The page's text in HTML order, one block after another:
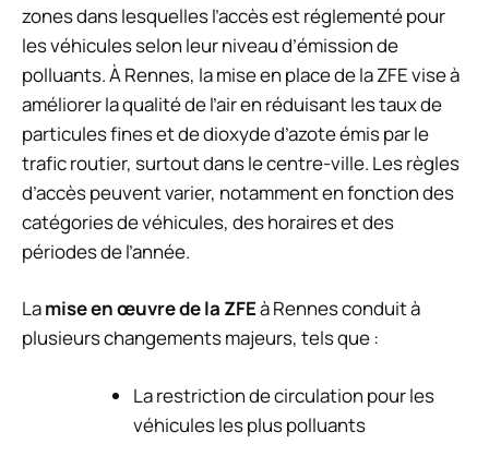
zones dans lesquelles l’accès est réglementé pour
les véhicules selon leur niveau d’émission de
polluants. À Rennes, la mise en place de la ZFE vise à
améliorer la qualité de l’air en réduisant les taux de
particules fines et de dioxyde d’azote émis par le
trafic routier, surtout dans le centre-ville. Les règles
d’accès peuvent varier, notamment en fonction des
catégories de véhicules, des horaires et des
périodes de l’année.
Lamise en œuvre de la ZFEà Rennes conduit à
plusieurs changements majeurs, tels que :
La restriction de circulation pour les
véhicules les plus polluants